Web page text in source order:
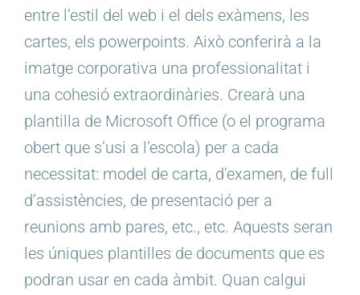
entre l’estil del web i el dels exàmens, les
cartes, els powerpoints. Això conferirà a la
imatge corporativa una professionalitat i
una cohesió extraordinàries. Crearà una
plantilla de Microsoft Office (o el programa
obert que s’usi a l’escola) per a cada
necessitat: model de carta, d’examen, de full
d’assistències, de presentació per a
reunions amb pares, etc., etc. Aquests seran
les úniques plantilles de documents que es
podran usar en cada àmbit. Quan calgui